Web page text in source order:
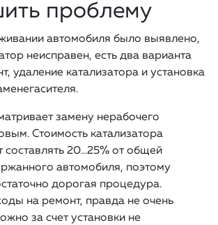
проблему
автомобиля было выявлено,
неисправен, есть два варианта
удаление катализатора и установка
замену нерабочего
Стоимость катализатора
составлять 20…25% от общей
автомобиля, поэтому
дорогая процедура.
на ремонт, правда не очень
за счет установки не